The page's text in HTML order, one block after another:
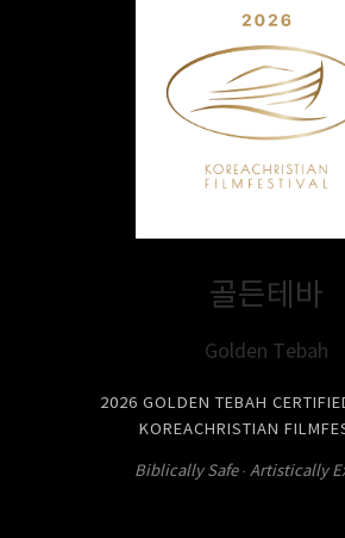
골든테바
Golden Tebah
2026 GOLDEN TEBAH
KOREACHRISTIAN
Biblically Safe · Artistically